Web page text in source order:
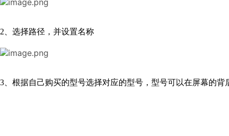
2、选择路径，并设置名称
3、根据自己购买的型号选择对应的型号，型号可以在屏幕的